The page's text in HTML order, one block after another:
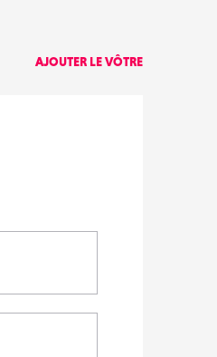
AJOUTER LE VÔTRE